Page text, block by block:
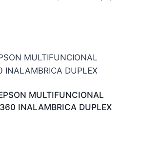
MULTIFUNCIONAL
INALAMBRICA DUPLEX